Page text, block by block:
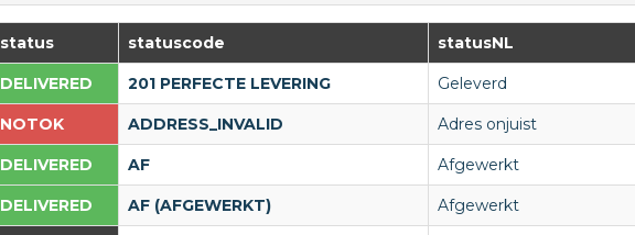
status statuscode statusNL
DELIVERED 201 PERFECTE LEVERING Geleverd
NOTOK ADDRESS_INVALID Adres onjuist
DELIVERED AF Afgewerkt
DELIVERED AF (AFGEWERKT) Afgewerkt